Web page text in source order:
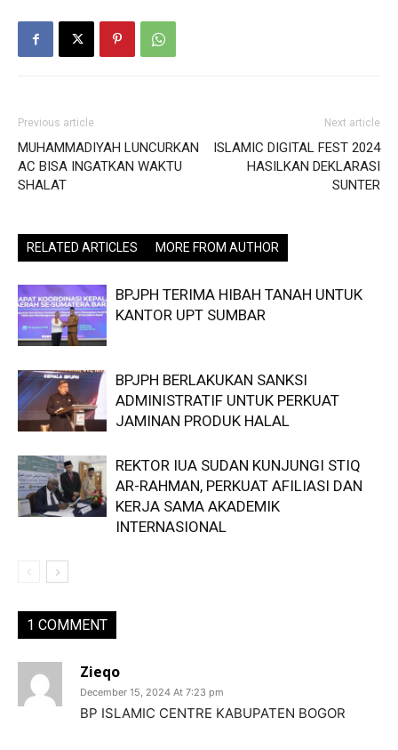
Previous article
MUHAMMADIYAH LUNCURKAN
AC BISA INGATKAN WAKTU
SHALAT
Next article
ISLAMIC DIGITAL FEST 2024
HASILKAN DEKLARASI
SUNTER
RELATED ARTICLES MORE FROM AUTHOR
BPJPH TERIMA HIBAH TANAH UNTUK
KANTOR UPT SUMBAR
BPJPH BERLAKUKAN SANKSI
ADMINISTRATIF UNTUK PERKUAT
JAMINAN PRODUK HALAL
REKTOR IUA SUDAN KUNJUNGI STIQ
AR-RAHMAN, PERKUAT AFILIASI DAN
KERJA SAMA AKADEMIK
INTERNASIONAL
1 COMMENT
Zieqo
December 15, 2024 At 7:23 pm
BP ISLAMIC CENTRE KABUPATEN BOGOR